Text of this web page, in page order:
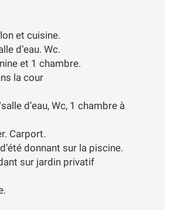
et cuisine.
d’eau. Wc.
et 1 chambre.
la cour
d’eau, Wc, 1 chambre à
Carport.
donnant sur la piscine.
sur jardin privatif